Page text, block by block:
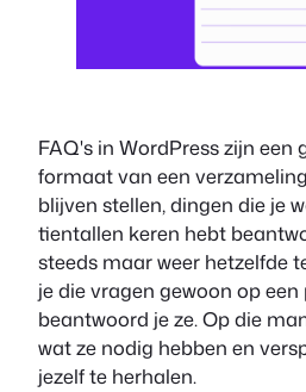
FAQ's in WordPress zijn een
formaat van een
blijven stellen, dingen die je
tientallen keren hebt
steeds maar weer hetzelfde
je die vragen gewoon op
beantwoord je ze. Op die
wat ze nodig hebben en
jezelf te herhalen.